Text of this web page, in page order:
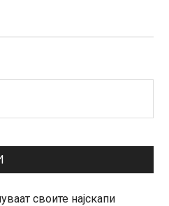
своите најскапи